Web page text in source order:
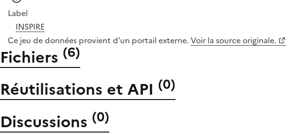
Label
INSPIRE
Ce jeu de données provient d'un portail externe. Voir la source originale.
Fichiers (6)
Réutilisations et API (0)
Discussions (0)